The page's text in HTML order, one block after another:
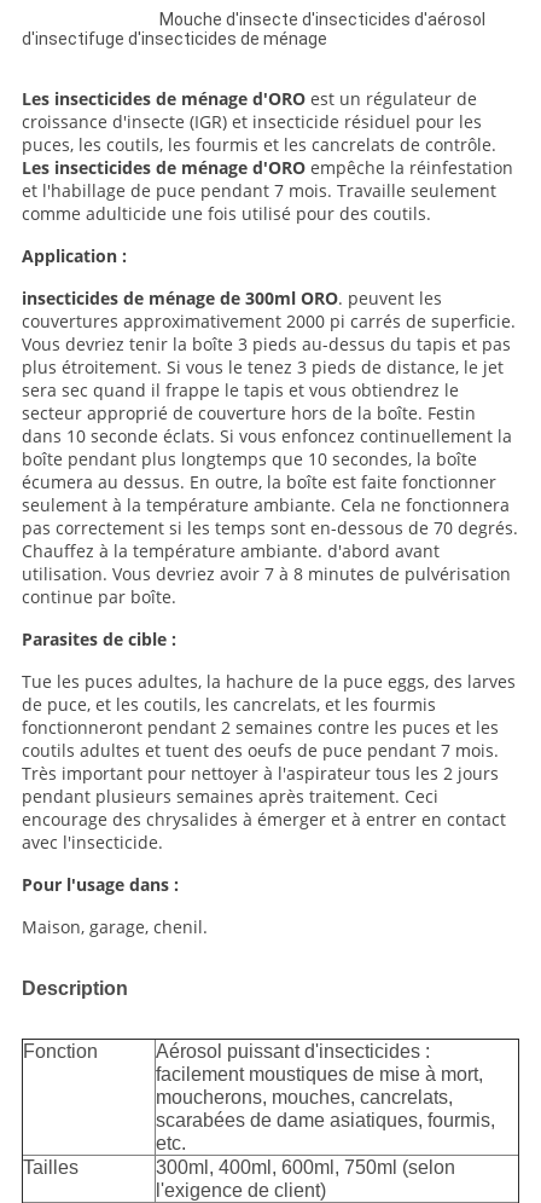
Mouche d'insecte d'insecticides d'aérosol
d'insectifuge d'insecticides de ménage
Les insecticides de ménage d'OROest un régulateur de
croissance d'insecte (IGR) et insecticide résiduel pour les
puces, les coutils, les fourmis et les cancrelats de contrôle.
Les insecticides de ménage d'OROempêche la réinfestation
et l'habillage de puce pendant 7 mois. Travaille seulement
comme adulticide une fois utilisé pour des coutils.
Application :
insecticides de ménage de 300ml ORO. peuvent les
couvertures approximativement 2000 pi carrés de superficie.
Vous devriez tenir la boîte 3 pieds au-dessus du tapis et pas
plus étroitement. Si vous le tenez 3 pieds de distance, le jet
sera sec quand il frappe le tapis et vous obtiendrez le
secteur approprié de couverture hors de la boîte. Festin
dans 10 seconde éclats. Si vous enfoncez continuellement la
boîte pendant plus longtemps que 10 secondes, la boîte
écumera au dessus. En outre, la boîte est faite fonctionner
seulement à la température ambiante. Cela ne fonctionnera
pas correctement si les temps sont en-dessous de 70 degrés.
Chauffez à la température ambiante. d'abord avant
utilisation. Vous devriez avoir 7 à 8 minutes de pulvérisation
continue par boîte.
Parasites de cible :
Tue les puces adultes, la hachure de la puce eggs, des larves
de puce, et les coutils, les cancrelats, et les fourmis
fonctionneront pendant 2 semaines contre les puces et les
coutils adultes et tuent des oeufs de puce pendant 7 mois.
Très important pour nettoyer à l'aspirateur tous les 2 jours
pendant plusieurs semaines après traitement. Ceci
encourage des chrysalides à émerger et à entrer en contact
avec l'insecticide.
Pour l'usage dans :
Maison, garage, chenil.
Description
Fonction
Aérosol puissant d'insecticides :
facilement moustiques de mise à mort,
moucherons, mouches, cancrelats,
scarabées de dame asiatiques, fourmis,
etc.
Tailles
300ml, 400ml, 600ml, 750ml (selon
l'exigence de client)